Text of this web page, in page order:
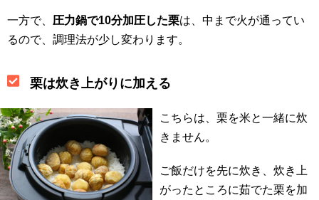
一方で、 圧力鍋で10分加圧した栗は、中まで火が通ってい
るので、調理法が少し変わります。
栗は炊き上がりに加える
こちらは、栗を米と一緒に炊
きません。
ご飯だけを先に炊き、炊き上
がったところに茹でた栗を加